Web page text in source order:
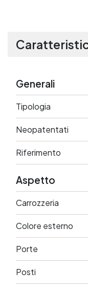
Generali
Tipologia
Neopatentati
Riferimento
Aspetto
Carrozzeria
Colore esterno
Porte
Posti